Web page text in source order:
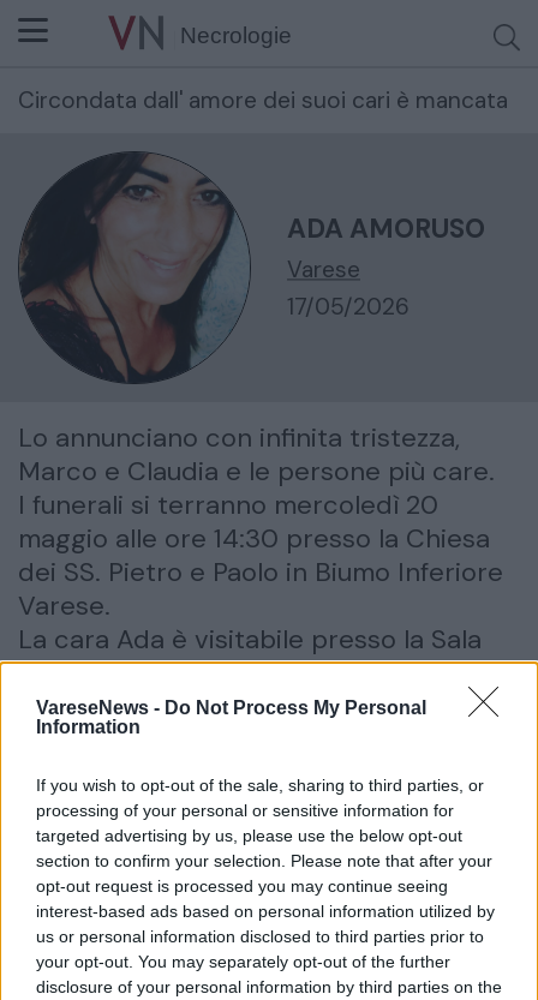
VareseNews - Do Not Process My Personal
Information
If you wish to opt-out of the sale, sharing to third parties, or
processing of your personal or sensitive information for
targeted advertising by us, please use the below opt-out
section to confirm your selection. Please note that after your
opt-out request is processed you may continue seeing
interest-based ads based on personal information utilized by
us or personal information disclosed to third parties prior to
your opt-out. You may separately opt-out of the further
disclosure of your personal information by third parties on the
Necrologie
Cerca per nome o cognome
Circondata dall' amore dei suoi cari è mancata
ADA AMORUSO
Varese
17/05/2026
Lo annunciano con infinita tristezza,
Marco e Claudia e le persone più care.
I funerali si terranno mercoledì 20
maggio alle ore 14:30 presso la Chiesa
dei SS. Pietro e Paolo in Biumo Inferiore
Varese.
La cara Ada è visitabile presso la Sala
del Commiato delle Onoranze Funebri
Zanzi in via Dandolo 11 a Varese, con il
seguente orario: 8/12 – 14/18 .
Anticipatamente si ringraziano quanti
interverranno.
inserisci partecipazione condividi
Annuncio inserito da:
Onoranze Funebri Zanzi